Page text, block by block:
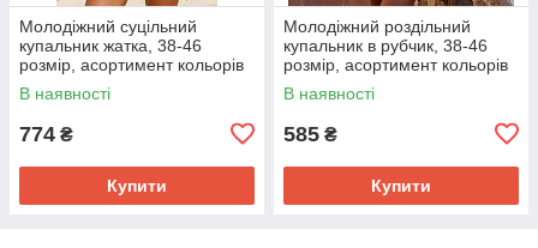
Молодіжний суцільний
купальник жатка, 38-46
розмір, асортимент кольорів
В наявності
774 ₴
Купити
Молодіжний роздільний
купальник в рубчик, 38-46
розмір, асортимент кольорів
В наявності
585 ₴
Купити